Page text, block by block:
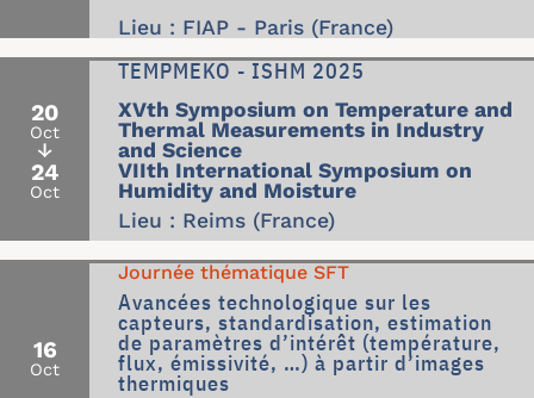
Lieu : FIAP - Paris (France)
20
Oct
↓
24
Oct
TEMPMEKO - ISHM 2025
XVth Symposium on Temperature and
Thermal Measurements in Industry
and Science
VIIth International Symposium on
Humidity and Moisture
Lieu : Reims (France)
16
Oct
Journée thématique SFT
Avancées technologique sur les
capteurs, standardisation, estimation
de paramètres d’intérêt (température,
flux, émissivité, …) à partir d’images
thermiques